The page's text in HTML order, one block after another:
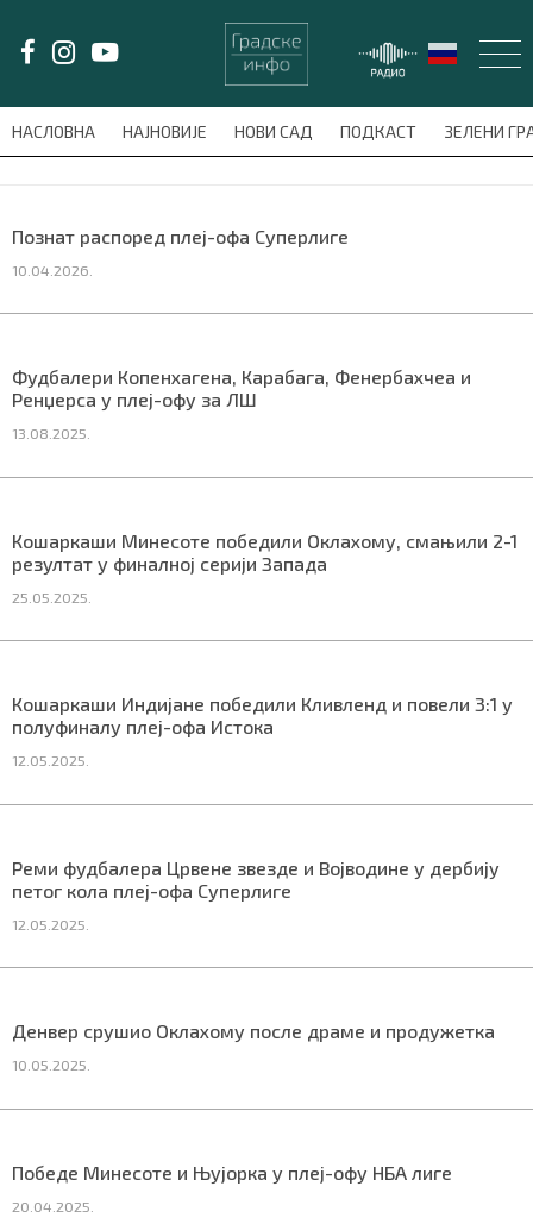
НАСЛОВНА НАЈНОВИЈЕ НОВИ САД ПОДКАСТ ЗЕЛЕНИ
meni'); $this_item = current( wp_filter_object_list(
Познат распоред плеј-офа Суперлиге
10.04.2026.
Фудбалери Копенхагена, Карабага, Фенербахчеа и
Ренџерса у плеј-офу за ЛШ
13.08.2025.
Кошаркаши Минесоте победили Оклахому, смањили 2-1
резултат у финалној серији Запада
25.05.2025.
Кошаркаши Индијане победили Кливленд и повели 3:1 у
полуфиналу плеј-офа Истока
12.05.2025.
Реми фудбалера Црвене звезде и Војводине у дербију
петог кола плеј-офа Суперлиге
12.05.2025.
Денвер срушио Оклахому после драме и продужетка
10.05.2025.
Победе Минесоте и Њујорка у плеј-офу НБА лиге
20.04.2025.
LAT/ЋИР
НАЈНОВИЈЕ
ПОДКАСТ
СПЕЦИЈАЛИ
БЛОГ
СВЕТ
ЖИВОТ И СТИЛ
БИЗНИС
ПРАТИТЕ НАС
Маркетинг| Услови коришћења| Политика